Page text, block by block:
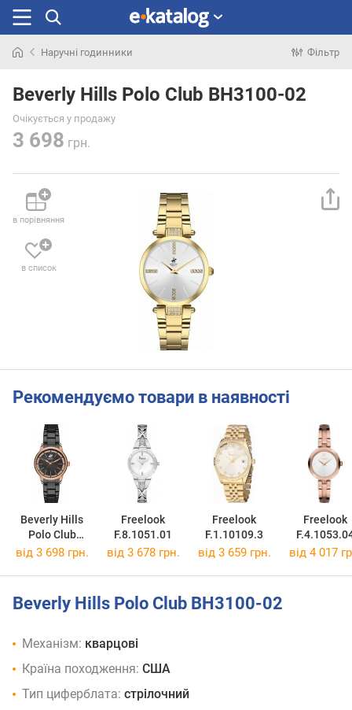
раніше
Наручні годинники Фільтр
Beverly Hills Polo Club BH3100-02
Очікується у продажу
3 698 грн.
в порівняння
в список
Рекомендуємо товари в наявності
Beverly Hills
Polo Club
BH9664-04
Freelook
F.8.1051.01
Freelook
F.1.10109.3
Freelook
від 3 698 грн. від 3 678 грн. від 3 659 грн. від 4 017
Beverly Hills Polo Club BH3100-02
Механізм: кварцові
Країна походження: США
Тип циферблата: стрілочний